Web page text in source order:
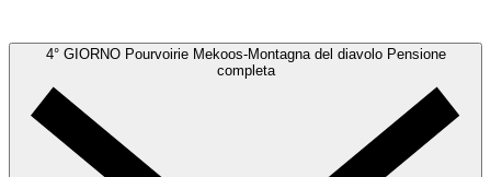
4° GIORNO Pourvoirie Mekoos-Montagna del diavolo Pensione
completa